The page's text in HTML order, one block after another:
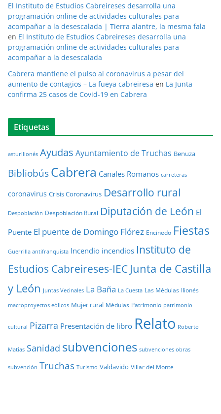
El Instituto de Estudios Cabreireses desarrolla una
programación online de actividades culturales para
acompañar a la desescalada | Tierra alantre, la mesma fala
en El Instituto de Estudios Cabreireses desarrolla una
programación online de actividades culturales para
acompañar a la desescalada
Cabrera mantiene el pulso al coronavirus a pesar del
aumento de contagios – La fueya cabreiresa en La Junta
confirma 25 casos de Covid-19 en Cabrera
Etiquetas
asturllionés Ayudas Ayuntamiento de Truchas Benuza
BibliobúsCabrera Canales Romanos carreteras
coronavirus Crisis Coronavirus Desarrollo rural
Despoblación Despoblación Rural Diputación de León El
Puente El puente de Domingo Flórez Encinedo Fiestas
Guerrilla antifranquista Incendio incendios Instituto de
Estudios Cabreireses-IEC Junta de Castilla
y León Juntas Vecinales La Baña La Cuesta Las Médulas llionés
macroproyectos eólicos Mujer rural Médulas Patrimonio patrimonio
cultural Pizarra Presentación de libro Relato Roberto
Matías Sanidad subvenciones subvenciones obras
subvención Truchas Turismo Valdavido Villar del Monte